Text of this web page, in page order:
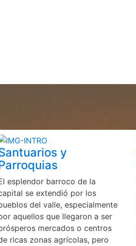
y
esplendor barroco de la
se extendió por los
del valle, especialmente
aquellos que llegaron a ser
mercados o centros
ricas zonas agrícolas, pero